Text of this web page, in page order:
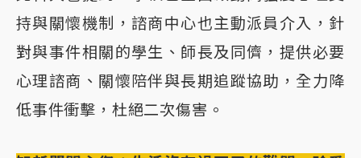
持與關懷機制，諮商中心也主動派員介入，針
對與事件相關的學生、師長及同儕，提供必要
心理諮商、關懷陪伴與長期追蹤協助，全力降
低事件衝擊，杜絕二次傷害。